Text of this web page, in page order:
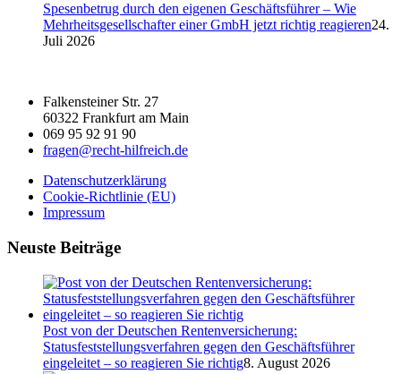
Spesenbetrug durch den eigenen Geschäftsführer – Wie
Mehrheitsgesellschafter einer GmbH jetzt richtig reagieren24.
Juli 2026
Falkensteiner Str. 27
60322 Frankfurt am Main
069 95 92 91 90
fragen@recht-hilfreich.de
Datenschutzerklärung
Cookie-Richtlinie (EU)
Impressum
Neuste Beiträge
Post von der Deutschen Rentenversicherung:
Statusfeststellungsverfahren gegen den Geschäftsführer
eingeleitet – so reagieren Sie richtig8. August 2026